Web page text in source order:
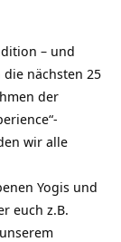
– und
nächsten 25
der
wir alle
Yogis und
euch z.B.